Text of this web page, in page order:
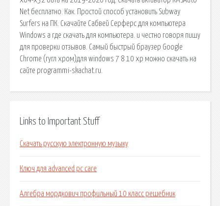
Links to Important Stuff
Скачать русскую электронную музыку
Ключ для advanced pc care
Алгебра мордкович профильный 10 класс решебник